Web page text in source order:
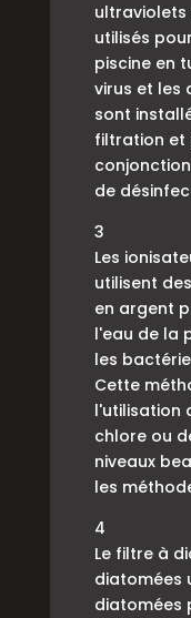
utilisés
piscine en
virus et les
sont
filtration et
de
3
Les
utilisent
en argent
l'eau de la
les
Cette
l'utilisation
chlore ou
niveaux
les
4
Le filtre à
diatomées
diatomées